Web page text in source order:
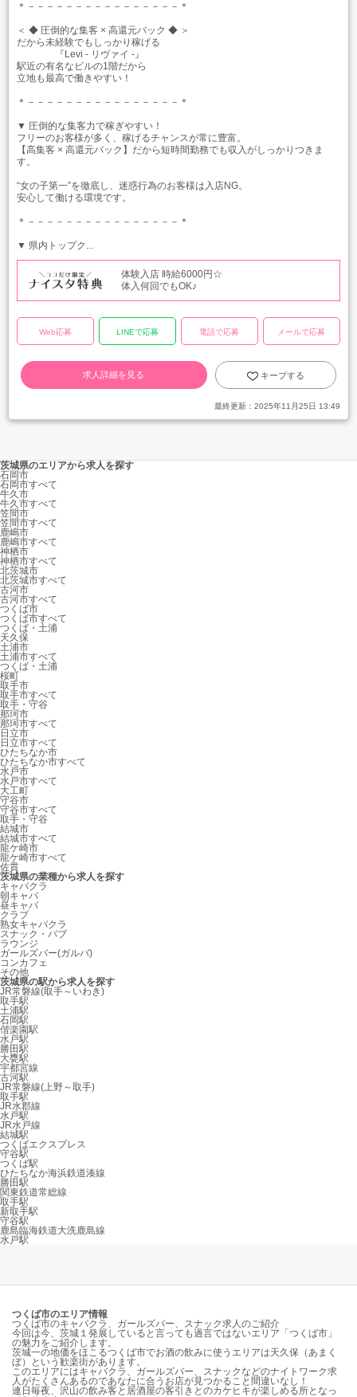
＊－－－－－－－－－－－－－－－－＊
＜ ◆ 圧倒的な集客 × 高還元バック ◆ ＞
だから未経験でもしっかり稼げる
『Levi - リヴァイ -』
駅近の有名なビルの1階だから
立地も最高で働きやすい！
＊－－－－－－－－－－－－－－－－＊
▼ 圧倒的な集客力で稼ぎやすい！
フリーのお客様が多く、稼げるチャンスが常に豊富。
【高集客 × 高還元バック】だから短時間勤務でも収入がしっかりつきま
す。
“女の子第一”を徹底し、迷惑行為のお客様は入店NG。
安心して働ける環境です。
＊－－－－－－－－－－－－－－－－＊
▼ 県内トップク...
体験入店 時給6000円☆
体入何回でもOK♪
Web応募 LINEで応募 電話で応募 メールで応募
求人詳細を見る キープする
最終更新： 2025年11月25日 13:49
茨城県のエリアから求人を探す
石岡市
石岡市すべて
牛久市
牛久市すべて
笠間市
笠間市すべて
鹿嶋市
鹿嶋市すべて
神栖市
神栖市すべて
北茨城市
北茨城市すべて
古河市
古河市すべて
つくば市
つくば市すべて
つくば・土浦
天久保
土浦市
土浦市すべて
つくば・土浦
桜町
取手市
取手市すべて
取手・守谷
那珂市
那珂市すべて
日立市
日立市すべて
ひたちなか市
ひたちなか市すべて
水戸市
水戸市すべて
大工町
守谷市
守谷市すべて
取手・守谷
結城市
結城市すべて
龍ケ崎市
龍ケ崎市すべて
佐貫
茨城県の業種から求人を探す
キャバクラ
朝キャバ
昼キャバ
クラブ
熟女キャバクラ
スナック・パブ
ラウンジ
ガールズバー(ガルバ)
コンカフェ
その他
茨城県の駅から求人を探す
JR常磐線(取手～いわき)
取手駅
土浦駅
石岡駅
偕楽園駅
水戸駅
勝田駅
大甕駅
宇都宮線
古河駅
JR常磐線(上野～取手)
取手駅
JR水郡線
水戸駅
JR水戸線
結城駅
つくばエクスプレス
守谷駅
つくば駅
ひたちなか海浜鉄道湊線
勝田駅
関東鉄道常総線
取手駅
新取手駅
守谷駅
鹿島臨海鉄道大洗鹿島線
水戸駅
つくば市のエリア情報
つくば市のキャバクラ、ガールズバー、スナック求人のご紹介
今回は今、茨城１発展していると言っても過言ではないエリア「つくば市」
の魅力をご紹介します。
茨城一の地価をほこるつくば市でお酒の飲みに使うエリアは天久保（あまく
ぼ）という歓楽街があります。
このエリアにはキャバクラ、ガールズバー、スナックなどのナイトワーク求
人がたくさんあるのであなたに合うお店が見つかること間違いなし！
連日毎夜、沢山の飲み客と居酒屋の客引きとのカケヒキが楽しめる所となっ